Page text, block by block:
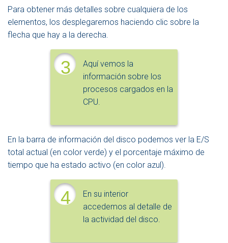
Para obtener más detalles sobre cualquiera de los
elementos, los desplegaremos haciendo clic sobre la
flecha que hay a la derecha.
3
Aquí vemos la
información sobre los
procesos cargados en la
CPU.
En la barra de información del disco podemos ver la E/S
total actual (en color verde) y el porcentaje máximo de
tiempo que ha estado activo (en color azul).
4
En su interior
accedemos al detalle de
la actividad del disco.